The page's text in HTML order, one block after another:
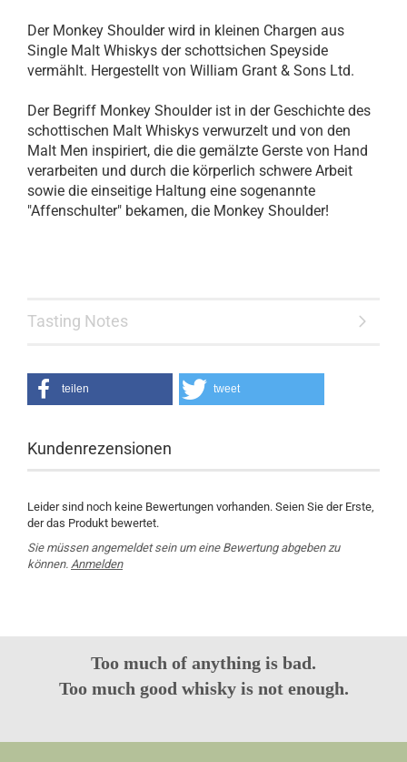
Der Monkey Shoulder wird in kleinen Chargen aus
Single Malt Whiskys der schottsichen Speyside
vermählt. Hergestellt von William Grant & Sons Ltd.
Der Begriff Monkey Shoulder ist in der Geschichte des
schottischen Malt Whiskys verwurzelt und von den
Malt Men inspiriert, die die gemälzte Gerste von Hand
verarbeiten und durch die körperlich schwere Arbeit
sowie die einseitige Haltung eine sogenannte
"Affenschulter" bekamen, die Monkey Shoulder!
Tasting Notes
teilen tweet
Kundenrezensionen
Leider sind noch keine Bewertungen vorhanden. Seien Sie der Erste,
der das Produkt bewertet.
Sie müssen angemeldet sein um eine Bewertung abgeben zu
können. Anmelden
Too much of anything is bad.
Too much good whisky is not enough.